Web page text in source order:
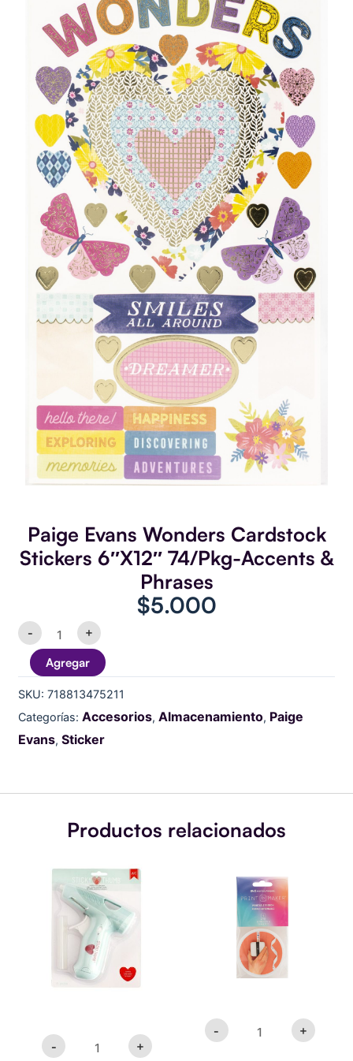
Paige Evans Wonders Cardstock
Stickers 6″X12″ 74/Pkg-Accents &
Phrases
$5.000
-
Paige
Evans
Wonders
Cardstock
6"X12"
74/Pkg-
Accents
&
+
Agregar
SKU:718813475211
Categorías: Accesorios,Almacenamiento, Paige
Evans,Sticker
Productos relacionados
-
Hot
Glue
Gun
cantidad
+
-
R
Memory
Keepers
PrintMaker
3/5"
Printable
Ribbon
cantidad
+